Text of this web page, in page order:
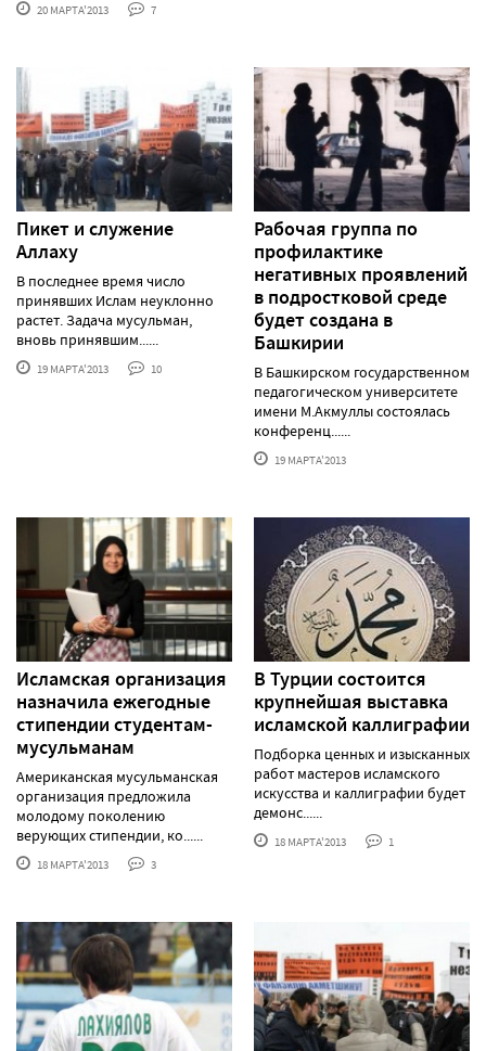
20 МАРТА'2013 7
Пикет и служение
Аллаху
В последнее время число
принявших Ислам неуклонно
растет. Задача мусульман,
вновь принявшим......
19 МАРТА'2013 10
Рабочая группа по
профилактике
негативных проявлений
в подростковой среде
будет создана в
Башкирии
В Башкирском государственном
педагогическом университете
имени М.Акмуллы состоялась
конференц......
19 МАРТА'2013
Исламская организация
назначила ежегодные
стипендии студентам-
мусульманам
Американская мусульманская
организация предложила
молодому поколению
верующих стипендии, ко......
18 МАРТА'2013 3
В Турции состоится
крупнейшая выставка
исламской каллиграфии
Подборка ценных и изысканных
работ мастеров исламского
искусства и каллиграфии будет
демонс......
18 МАРТА'2013 1